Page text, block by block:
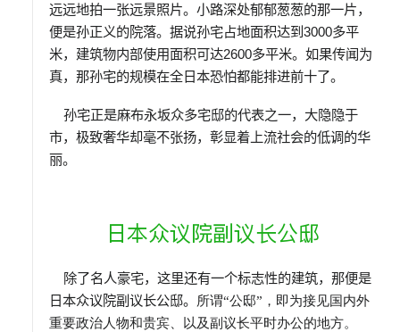
远远地拍一张远景照片。 小路深处郁郁葱葱的那一片，
便是孙正义的院落。 据说孙宅占地面积达到 3000多平
米，建筑物内部使用面积可达2600多平米。如果传闻为
真，那孙宅的规模在全日本恐怕都能排进前十了。
孙宅正是麻布永坂众多宅邸的代表之一，大隐隐于
市，极致奢华却毫不张扬，彰显着上流社会的低调的华
丽。
日本众议院副议长公邸
除了名人豪宅，这里还有一个标志性的建筑，那便是
日本众议院副议长公邸。
所谓“公邸”，即为接见国内外
重要政治人物和贵宾、以及副议长平时办公的地方。